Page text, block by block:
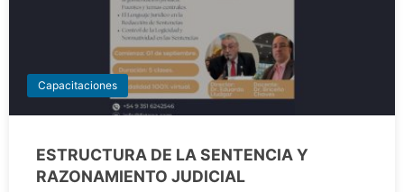
Capacitaciones
ESTRUCTURA DE LA SENTENCIA Y
RAZONAMIENTO JUDICIAL